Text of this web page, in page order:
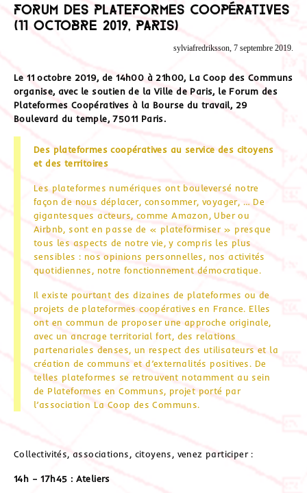
Forum des plateformes coopératives
(11 octobre 2019, Paris)
sylviafredriksson, 7 septembre 2019.
Le 11 octobre 2019, de 14h00 à 21h00, La Coop des Communs
organise, avec le soutien de la Ville de Paris, le Forum des
Plateformes Coopératives à la Bourse du travail, 29
Boulevard du temple, 75011 Paris.
Des plateformes coopératives au service des citoyens
et des territoires
Les plateformes numériques ont bouleversé notre
façon de nous déplacer, consommer, voyager, … De
gigantesques acteurs, comme Amazon, Uber ou
Airbnb, sont en passe de « plateformiser » presque
tous les aspects de notre vie, y compris les plus
sensibles : nos opinions personnelles, nos activités
quotidiennes, notre fonctionnement démocratique.
Il existe pourtant des dizaines de plateformes ou de
projets de plateformes coopératives en France. Elles
ont en commun de proposer une approche originale,
avec un ancrage territorial fort, des relations
partenariales denses, un respect des utilisateurs et la
création de communs et d’externalités positives. De
telles plateformes se retrouvent notamment au sein
de Plateformes en Communs, projet porté par
l’association La Coop des Communs.
Collectivités, associations, citoyens, venez participer :
14h – 17h45 : Ateliers